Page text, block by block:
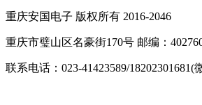
重庆安国电子 版权所有 2016-2046
重庆市璧山区名豪街170号 邮编：
联系电话：023-41423589/18202301681(